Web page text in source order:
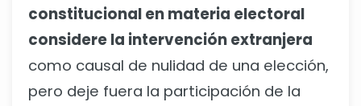
constitucional en materia electoral
considere la intervención extranjera
como causal de nulidad de una elección,
pero deje fuera la participación de la